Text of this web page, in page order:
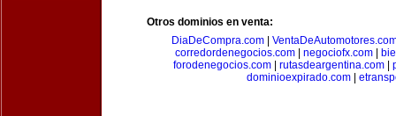
Otros dominios en venta:
DiaDeCompra.com|
corredordenegocios.com
negociofx.com
forodenegocios.com| rutasdeargentina.com|
dominioexpirado.com|